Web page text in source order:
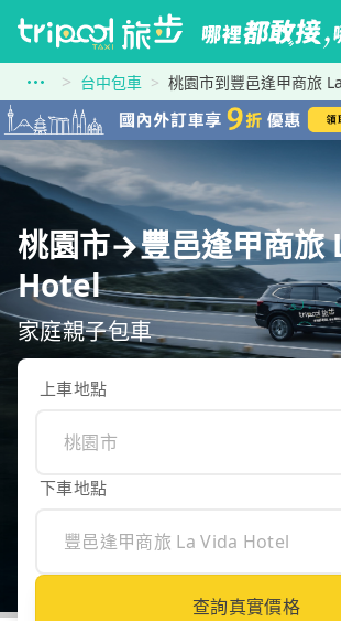
台中包車 桃園市到豐邑逢甲商旅
桃園市→豐邑逢甲商旅
Hotel
家庭親子包車
上車地點
下車地點
查詢真實價格